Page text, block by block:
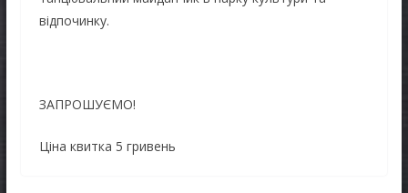
відпочинку.
ЗАПРОШУЄМО!
Ціна квитка 5 гривень